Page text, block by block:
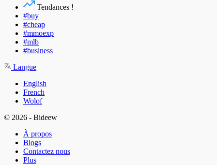
Tendances !
#buy
#cheap
#mmoexp
#mlb
#business
Langue
English
French
Wolof
© 2026 - Bideew
À propos
Blogs
Contactez nous
Plus